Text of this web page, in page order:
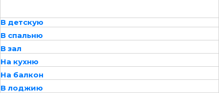
В детскую
В спальню
В зал
На кухню
На балкон
В лоджию